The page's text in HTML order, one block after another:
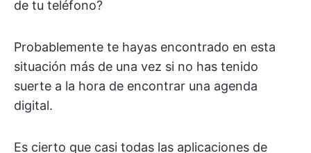
de tu teléfono?
Probablemente te hayas encontrado en esta
situación más de una vez si no has tenido
suerte a la hora de encontrar una agenda
digital.
Es cierto que casi todas las aplicaciones de